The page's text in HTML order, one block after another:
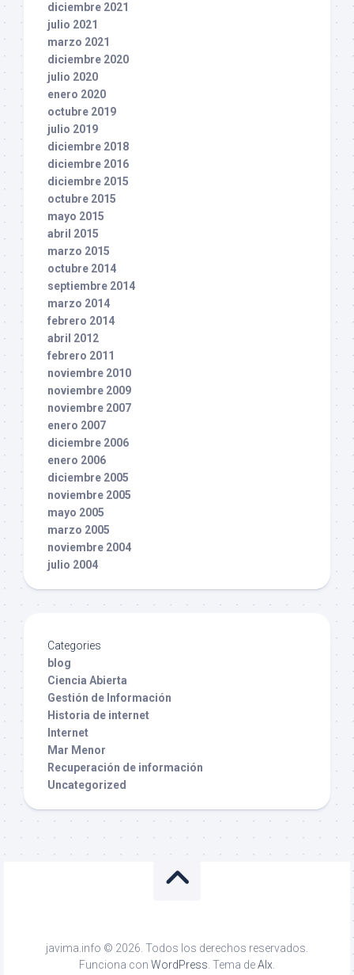
diciembre 2021
julio 2021
marzo 2021
diciembre 2020
julio 2020
enero 2020
octubre 2019
julio 2019
diciembre 2018
diciembre 2016
diciembre 2015
octubre 2015
mayo 2015
abril 2015
marzo 2015
octubre 2014
septiembre 2014
marzo 2014
febrero 2014
abril 2012
febrero 2011
noviembre 2010
noviembre 2009
noviembre 2007
enero 2007
diciembre 2006
enero 2006
diciembre 2005
noviembre 2005
mayo 2005
marzo 2005
noviembre 2004
julio 2004
Categories
blog
Ciencia Abierta
Gestión de Información
Historia de internet
Internet
Mar Menor
Recuperación de información
Uncategorized
javima.info © 2026. Todos los derechos reservados.
Funciona con WordPress. Tema deAlx.